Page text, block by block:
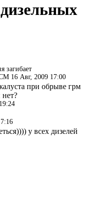
загибает
16 Авг, 2009 17:00
при обрыве грм
у всех дизелей